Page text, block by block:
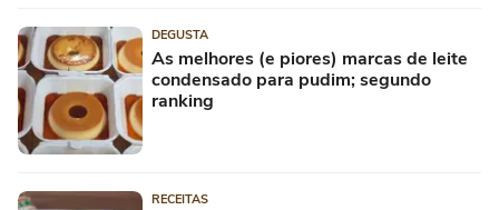
DEGUSTA
As melhores (e piores) marcas de leite
condensado para pudim; segundo
ranking
RECEITAS